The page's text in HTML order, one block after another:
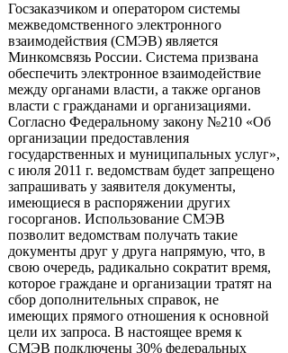
Госзаказчиком и оператором системы
межведомственного электронного
взаимодействия (СМЭВ) является
Минкомсвязь России. Система призвана
обеспечить электронное взаимодействие
между органами власти, а также органов
власти с гражданами и организациями.
Согласно Федеральному закону №210 «Об
организации предоставления
государственных и муниципальных услуг»,
с июля 2011 г. ведомствам будет запрещено
запрашивать у заявителя документы,
имеющиеся в распоряжении других
госорганов. Использование СМЭВ
позволит ведомствам получать такие
документы друг у друга напрямую, что, в
свою очередь, радикально сократит время,
которое граждане и организации тратят на
сбор дополнительных справок, не
имеющих прямого отношения к основной
цели их запроса. В настоящее время к
СМЭВ подключены 30% федеральных